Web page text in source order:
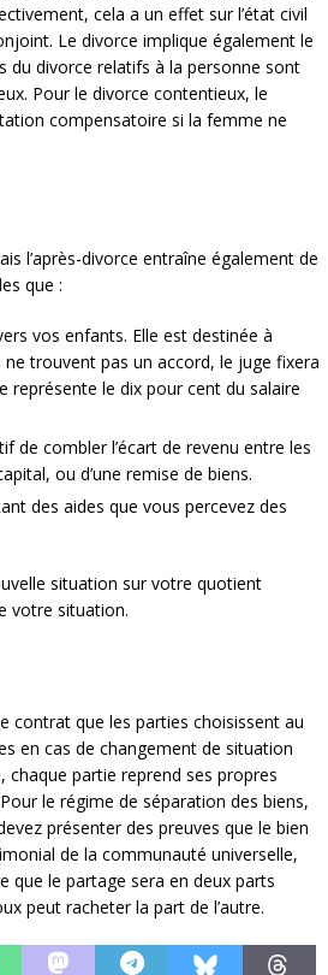
cela a un effet sur l’état civil
Le divorce implique également le
du divorce relatifs à la personne sont
Pour le divorce contentieux, le
compensatoire si la femme ne
l’après-divorce entraîne également de
que :
vos enfants. Elle est destinée à
ne trouvent pas un accord, le juge fixera
le dix pour cent du salaire
de combler l’écart de revenu entre les
ou d’une remise de biens.
des aides que vous percevez des
situation sur votre quotient
votre situation.
contrat que les parties choisissent au
en cas de changement de situation
partie reprend ses propres
le régime de séparation des biens,
présenter des preuves que le bien
de la communauté universelle,
que le partage sera en deux parts
peut racheter la part de l’autre.